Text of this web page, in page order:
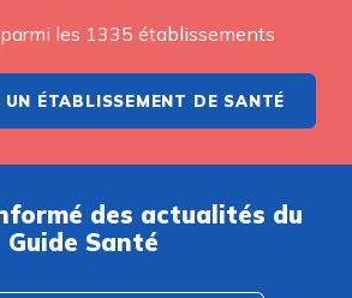
les 1335 établissements
UN ÉTABLISSEMENT DE SANTÉ
des actualités du
Guide Santé